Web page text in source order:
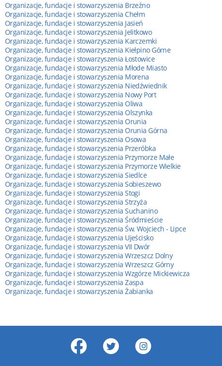
Organizacje, fundacje i stowarzyszenia Brzeźno
Organizacje, fundacje i stowarzyszenia Chełm
Organizacje, fundacje i stowarzyszenia Jasień
Organizacje, fundacje i stowarzyszenia Jelitkowo
Organizacje, fundacje i stowarzyszenia Karczemki
Organizacje, fundacje i stowarzyszenia Kiełpino Górne
Organizacje, fundacje i stowarzyszenia Łostowice
Organizacje, fundacje i stowarzyszenia Młode Miasto
Organizacje, fundacje i stowarzyszenia Morena
Organizacje, fundacje i stowarzyszenia Niedźwiednik
Organizacje, fundacje i stowarzyszenia Nowy Port
Organizacje, fundacje i stowarzyszenia Oliwa
Organizacje, fundacje i stowarzyszenia Olszynka
Organizacje, fundacje i stowarzyszenia Orunia
Organizacje, fundacje i stowarzyszenia Orunia Górna
Organizacje, fundacje i stowarzyszenia Osowa
Organizacje, fundacje i stowarzyszenia Przeróbka
Organizacje, fundacje i stowarzyszenia Przymorze Małe
Organizacje, fundacje i stowarzyszenia Przymorze Wielkie
Organizacje, fundacje i stowarzyszenia Siedlce
Organizacje, fundacje i stowarzyszenia Sobieszewo
Organizacje, fundacje i stowarzyszenia Stogi
Organizacje, fundacje i stowarzyszenia Strzyża
Organizacje, fundacje i stowarzyszenia Suchanino
Organizacje, fundacje i stowarzyszenia Śródmieście
Organizacje, fundacje i stowarzyszenia Św. Wojciech - Lipce
Organizacje, fundacje i stowarzyszenia Ujeścisko
Organizacje, fundacje i stowarzyszenia VII Dwór
Organizacje, fundacje i stowarzyszenia Wrzeszcz Dolny
Organizacje, fundacje i stowarzyszenia Wrzeszcz Górny
Organizacje, fundacje i stowarzyszenia Wzgórze Mickiewicza
Organizacje, fundacje i stowarzyszenia Zaspa
Organizacje, fundacje i stowarzyszenia Żabianka